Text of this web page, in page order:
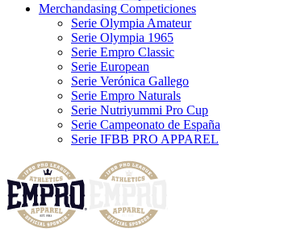
Merchandasing Competiciones
Serie Olympia Amateur
Serie Olympia 1965
Serie Empro Classic
Serie European
Serie Verónica Gallego
Serie Empro Naturals
Serie Nutriyummi Pro Cup
Serie Campeonato de España
Serie IFBB PRO APPAREL